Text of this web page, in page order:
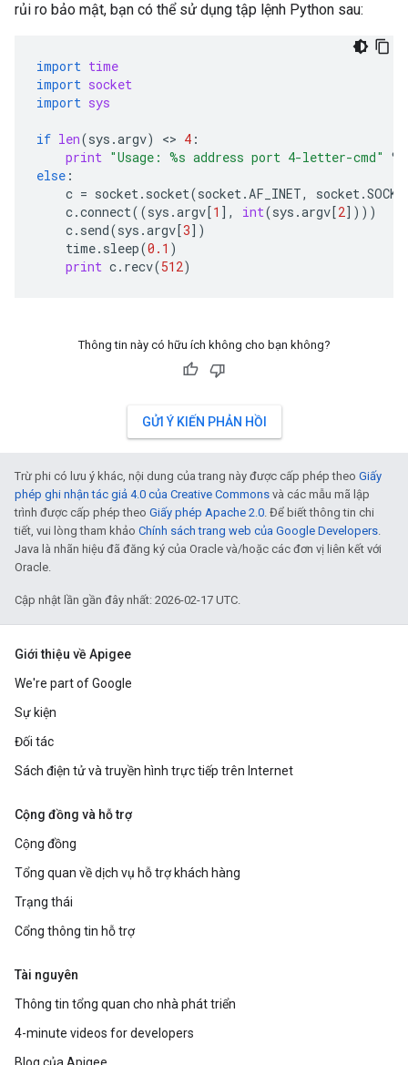
rủi ro bảo mật, bạn có thể sử dụng tập lệnh Python sau:
import time
import socket
import sys
if len(sys .argv) <> 4 :
print "Usage: %s address port 4-letter-cmd" %
else :
c = socket. socket(socket.AF_INET, socket.
c.connect((sys .argv[1 ], int(sys .argv[2])))
c. send(sys .argv[3])
time. sleep(0.1 )
print c. recv(512)
Thông tin này có hữu ích không cho bạn không?
GỬI Ý KIẾN PHẢN HỒI
Trừ phi có lưu ý khác, nội dung của trang này được cấp phép theo Giấy
phép ghi nhận tác giả 4.0 của Creative Commons và các mẫu mã lập
trình được cấp phép theo Giấy phép Apache 2.0. Để biết thông tin chi
tiết, vui lòng tham khảo Chính sách trang web của Google Developers.
Java là nhãn hiệu đã đăng ký của Oracle và/hoặc các đơn vị liên kết với
Oracle.
Cập nhật lần gần đây nhất: 2026-02-17 UTC.
Giới thiệu về Apigee
We're part of Google
Sự kiện
Đối tác
Sách điện tử và truyền hình trực tiếp trên Internet
Cộng đồng và hỗ trợ
Cộng đồng
Tổng quan về dịch vụ hỗ trợ khách hàng
Trạng thái
Cổng thông tin hỗ trợ
Tài nguyên
Thông tin tổng quan cho nhà phát triển
4-minute videos for developers